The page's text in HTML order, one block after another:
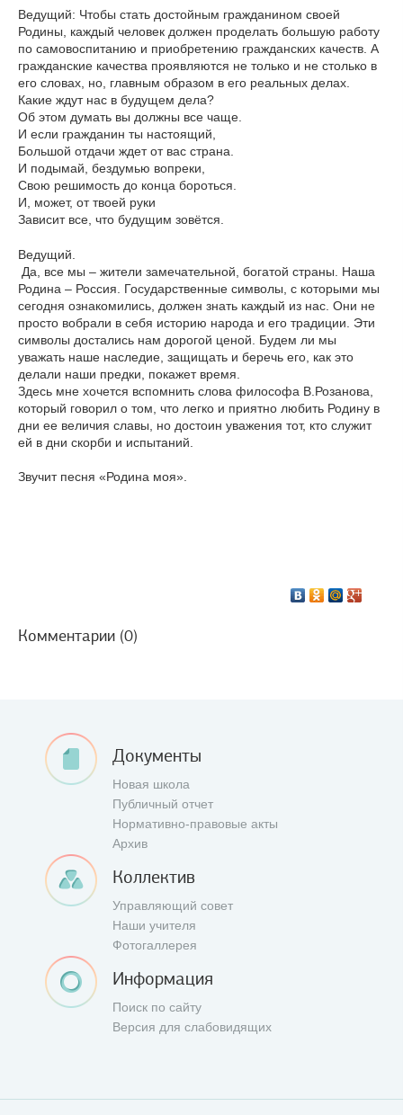
Ведущий: Чтобы стать достойным гражданином своей
Родины, каждый человек должен проделать большую работу
по самовоспитанию и приобретению гражданских качеств. А
гражданские качества проявляются не только и не столько в
его словах, но, главным образом в его реальных делах.
Какие ждут нас в будущем дела?
Об этом думать вы должны все чаще.
И если гражданин ты настоящий,
Большой отдачи ждет от вас страна.
И подымай, бездумью вопреки,
Свою решимость до конца бороться.
И, может, от твоей руки
Зависит все, что будущим зовётся.
Ведущий.
Да, все мы – жители замечательной, богатой страны. Наша
Родина – Россия. Государственные символы, с которыми мы
сегодня ознакомились, должен знать каждый из нас. Они не
просто вобрали в себя историю народа и его традиции. Эти
символы достались нам дорогой ценой. Будем ли мы
уважать наше наследие, защищать и беречь его, как это
делали наши предки, покажет время.
Здесь мне хочется вспомнить слова философа В.Розанова,
который говорил о том, что легко и приятно любить Родину в
дни ее величия славы, но достоин уважения тот, кто служит
ей в дни скорби и испытаний.
Звучит песня «Родина моя».
Комментарии (0)
Документы
Новая школа
Публичный отчет
Нормативно-правовые акты
Архив
Коллектив
Управляющий совет
Наши учителя
Фотогаллерея
Информация
Поиск по сайту
Версия для слабовидящих